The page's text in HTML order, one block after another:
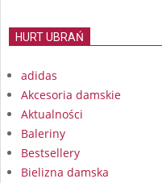
HURT UBRAŃ
adidas
Akcesoria damskie
Aktualności
Baleriny
Bestsellery
Bielizna damska